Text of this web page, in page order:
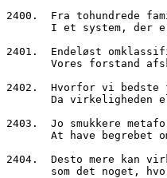
2400.  Fra tohundrede
I et system,
2401.  Endeløst
Vores
2402.  Hvorfor vi
Da
2403.  Jo smukkere
At have
2404.  Desto mere kan
som det